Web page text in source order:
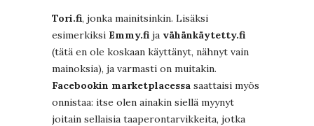
Tori.fi, jonka mainitsinkin. Lisäksi
esimerkiksi Emmy.fi ja vähänkäytetty.fi
(tätä en ole koskaan käyttänyt, nähnyt vain
mainoksia), ja varmasti on muitakin.
Facebookin marketplacessa saattaisi myös
onnistaa: itse olen ainakin siellä myynyt
joitain sellaisia taaperontarvikkeita, jotka